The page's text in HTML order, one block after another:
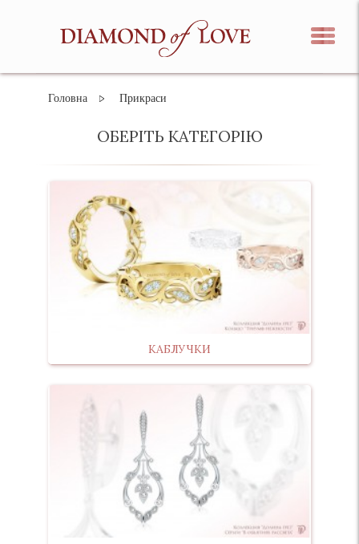
Головна Прикраси
ОБЕРІТЬ КАТЕГОРІЮ
КАБЛУЧКИ